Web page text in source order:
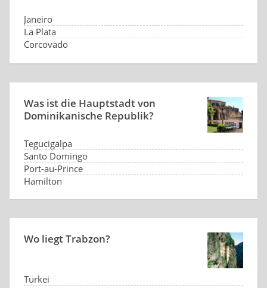
Janeiro
La Plata
Corcovado
Was ist die Hauptstadt von
Dominikanische Republik?
Tegucigalpa
Santo Domingo
Port-au-Prince
Hamilton
Wo liegt Trabzon?
Türkei